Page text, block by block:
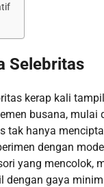
Selebritas
kerap kali
busana,
hanya
dengan
yang mencolok,
gaya